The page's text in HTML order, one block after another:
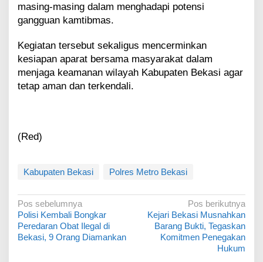
masing-masing dalam menghadapi potensi
gangguan kamtibmas.
Kegiatan tersebut sekaligus mencerminkan
kesiapan aparat bersama masyarakat dalam
menjaga keamanan wilayah Kabupaten Bekasi agar
tetap aman dan terkendali.
(Red)
Kabupaten Bekasi Polres Metro Bekasi
N
a
v
Pos sebelumnya
Polisi Kembali Bongkar
Peredaran Obat Ilegal di
Bekasi, 9 Orang Diamankan
Pos berikutnya
Kejari Bekasi Musnahkan
Barang Bukti, Tegaskan
Komitmen Penegakan
Hukum